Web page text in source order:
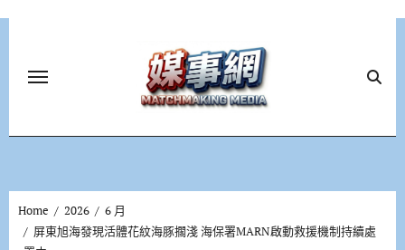
Home 2026
6 月
屏東旭海發現活體花紋海豚擱淺 海保署MARN啟動救援機制持續處